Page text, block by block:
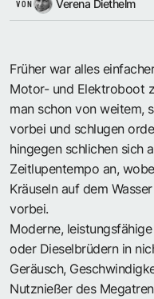
VON Verena Diethelm
Früher war alles
Motor- und Elektroboot
man schon von weitem,
vorbei und schlugen
hingegen schlichen sich
Zeitlupentempo an,
Kräuseln auf dem
vorbei.
Moderne,
oder Dieselbrüdern in
Geräusch,
Nutznießer des